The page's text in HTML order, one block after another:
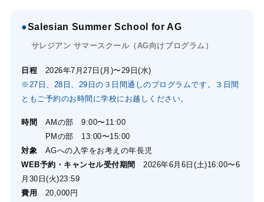
●Salesian Summer School for AG
サレジアン サマースクール（AG向けプログラム）
日程 2026年7月27日(月)〜29日(水)
※27日、28日、29日の３日間通しのプログラムです。３日間
ともご予約のお時間に学校にお越しください。
時間
AMの部 9:00〜11:00
PMの部 13:00〜15:00
対象 AGへの入学をお考えの年長児
WEB予約・キャンセル受付期間
2026年6月6日(土)16:00〜6
月30日(火)23:59
費用
20,000円